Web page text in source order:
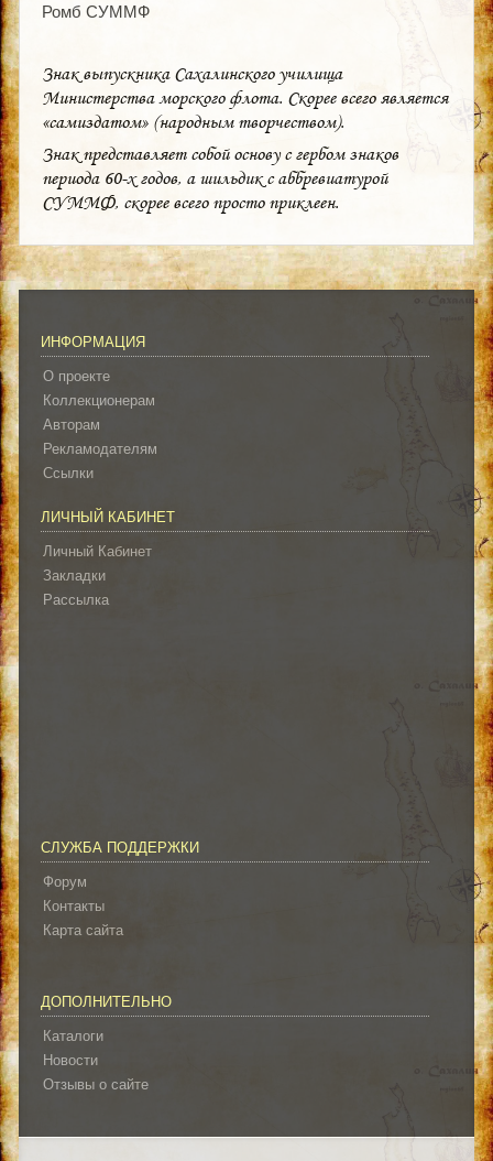
Ромб СУММФ
Знак выпускника Сахалинского училища
Министерства морского флота. Скорее всего является
«самиздатом» (народным творчеством).
Знак представляет собой основу с гербом знаков
периода 60-х годов, а шильдик с аббревиатурой
СУММФ, скорее всего просто приклеен.
ИНФОРМАЦИЯ
О проекте
Коллекционерам
Авторам
Рекламодателям
Ссылки
ЛИЧНЫЙ КАБИНЕТ
Личный Кабинет
Закладки
Рассылка
СЛУЖБА ПОДДЕРЖКИ
Форум
Контакты
Карта сайта
ДОПОЛНИТЕЛЬНО
Каталоги
Новости
Отзывы о сайте